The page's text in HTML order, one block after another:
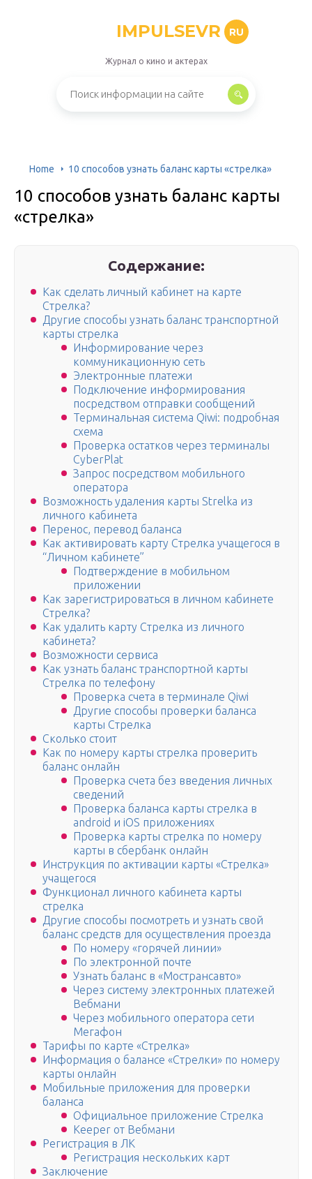
IMPULSEVR RU
Журнал о кино и актерах
Home 10 способов узнать баланс карты «стрелка»
10 способов узнать баланс карты
«стрелка»
Содержание:
Как сделать личный кабинет на карте
Стрелка?
Другие способы узнать баланс транспортной
карты стрелка
Информирование через
коммуникационную сеть
Электронные платежи
Подключение информирования
посредством отправки сообщений
Терминальная система Qiwi: подробная
схема
Проверка остатков через терминалы
CyberPlat
Запрос посредством мобильного
оператора
Возможность удаления карты Strelka из
личного кабинета
Перенос, перевод баланса
Как активировать карту Стрелка учащегося в
“Личном кабинете”
Подтверждение в мобильном
приложении
Как зарегистрироваться в личном кабинете
Стрелка?
Как удалить карту Стрелка из личного
кабинета?
Возможности сервиса
Как узнать баланс транспортной карты
Стрелка по телефону
Проверка счета в терминале Qiwi
Другие способы проверки баланса
карты Стрелка
Сколько стоит
Как по номеру карты стрелка проверить
баланс онлайн
Проверка счета без введения личных
сведений
Проверка баланса карты стрелка в
android и iOS приложениях
Проверка карты стрелка по номеру
карты в сбербанк онлайн
Инструкция по активации карты «Стрелка»
учащегося
Функционал личного кабинета карты
стрелка
Другие способы посмотреть и узнать свой
баланс средств для осуществления проезда
По номеру «горячей линии»
По электронной почте
Узнать баланс в «Мострансавто»
Через систему электронных платежей
Вебмани
Через мобильного оператора сети
Мегафон
Тарифы по карте «Стрелка»
Информация о балансе «Стрелки» по номеру
карты онлайн
Мобильные приложения для проверки
баланса
Официальное приложение Стрелка
Keeper от Вебмани
Регистрация в ЛК
Регистрация нескольких карт
Заключение